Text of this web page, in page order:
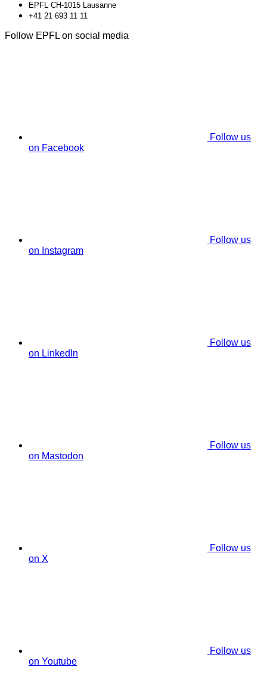
EPFL CH-1015 Lausanne
+41 21 693 11 11
Follow EPFL on social media
Follow us
on Facebook
Follow us
on Instagram
Follow us
on LinkedIn
Follow us
on Mastodon
Follow us
on X
Follow us
on Youtube